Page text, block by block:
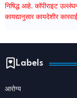
निषिद्ध आहे. कॉपीराइट
कायद्यानुसार कायदेशीर
Labels
आरोग्य